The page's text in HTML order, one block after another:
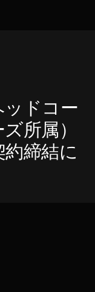
ッドコー
所属）
締結に